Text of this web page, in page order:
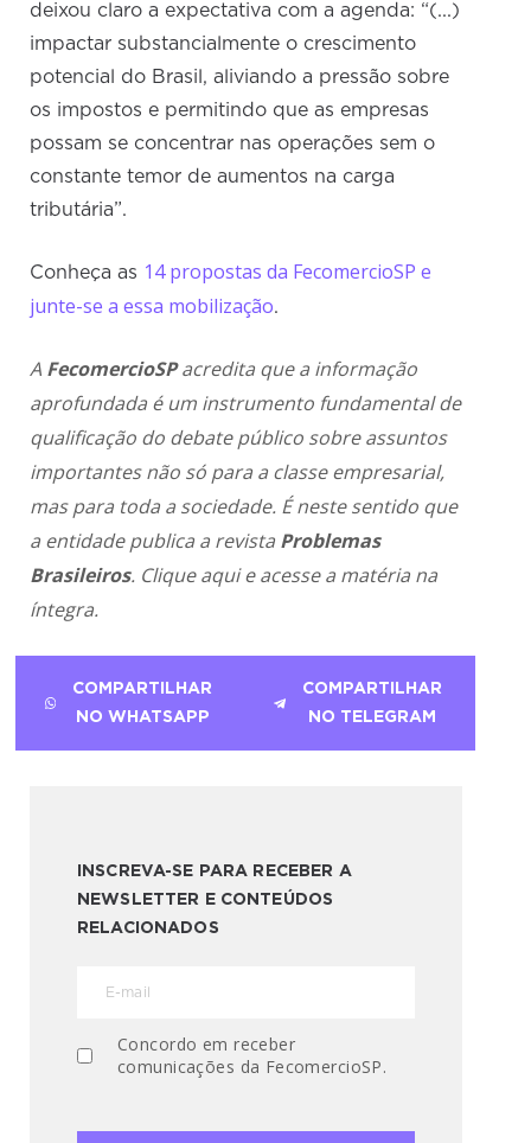
deixou claro a expectativa com a agenda: “(...)
impactar substancialmente o crescimento
potencial do Brasil, aliviando a pressão sobre
os impostos e permitindo que as empresas
possam se concentrar nas operações sem o
constante temor de aumentos na carga
tributária”.
Conheça as 14 propostas da FecomercioSP e
junte-se a essa mobilização.
A FecomercioSPacredita que a informação
aprofundada é um instrumento fundamental de
qualificação do debate público sobre assuntos
importantes não só para a classe empresarial,
mas para toda a sociedade. É neste sentido que
a entidade publica a revista Problemas
Brasileiros. Clique aqui e acesse a matéria na
íntegra.
COMPARTILHAR
NO WHATSAPP
COMPARTILHAR
NO TELEGRAM
INSCREVA-SE PARA RECEBER A
NEWSLETTER E CONTEÚDOS
RELACIONADOS
Concordo em receber
comunicações da FecomercioSP.